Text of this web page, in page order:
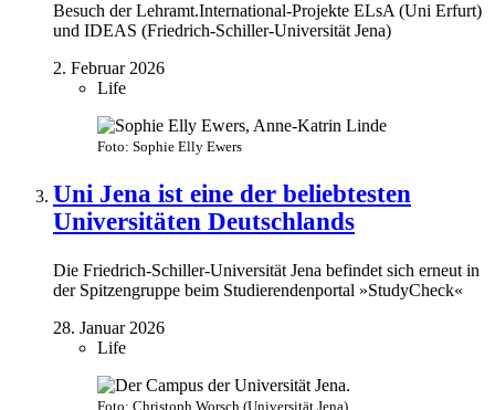
Besuch der Lehramt.International-Projekte ELsA (Uni Erfurt)
und IDEAS (Friedrich-Schiller-Universität Jena)
2. Februar 2026
Life
Foto: Sophie Elly Ewers
Uni Jena ist eine der beliebtesten
Universitäten Deutschlands
Die Friedrich-Schiller-Universität Jena befindet sich erneut in
der Spitzengruppe beim Studierendenportal »StudyCheck«
28. Januar 2026
Life
Foto: Christoph Worsch (Universität Jena)